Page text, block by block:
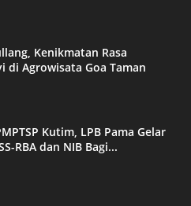
Kenikmatan Rasa
di Agrowisata Goa Taman
Kutim, LPB Pama Gelar
RBA dan NIB Bagi...